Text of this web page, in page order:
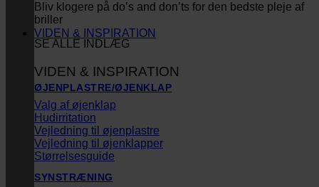
Bliv klogere på do’s and don’ts for den bedste pleje af
briller
SE ALLE INDLÆG
VIDEN & INSPIRATION
VIDEN & INSPIRATION
ØJENPLASTRE/ØJENKLAP
Valg af øjenklap
Hudirritation
Vejledning til øjenplastre
Vejledning til øjenklapper
Størrelsesguide
SYNSTRÆNING